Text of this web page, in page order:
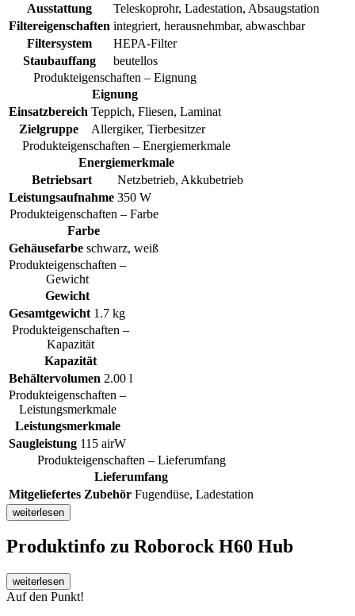
Ausstattung
Teleskoprohr, Ladestation, Absaugstation
Filtereigenschaften integriert, herausnehmbar, abwaschbar
Filtersystem
HEPA-Filter
Staubauffang
beutellos
Produkteigenschaften – Eignung
Eignung
Einsatzbereich Teppich, Fliesen, Laminat
Zielgruppe
Allergiker, Tierbesitzer
Produkteigenschaften – Energiemerkmale
Energiemerkmale
Betriebsart
Netzbetrieb, Akkubetrieb
Leistungsaufnahme 350 W
Produkteigenschaften – Farbe
Farbe
Gehäusefarbe schwarz, weiß
Produkteigenschaften –
Gewicht
Gewicht
Gesamtgewicht 1.7 kg
Produkteigenschaften –
Kapazität
Kapazität
Behältervolumen 2.00 l
Produkteigenschaften –
Leistungsmerkmale
Leistungsmerkmale
Saugleistung 115 airW
Produkteigenschaften – Lieferumfang
Lieferumfang
Mitgeliefertes Zubehör Fugendüse, Ladestation
weiterlesen
Produktinfo zu Roborock H60 Hub
weiterlesen
Auf den Punkt!